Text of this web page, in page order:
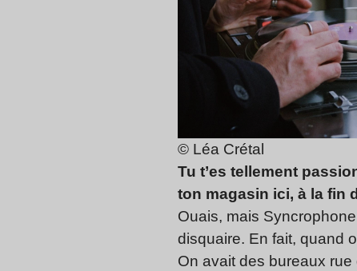
© Léa Crétal
Tu t’es tellement
ton magasin ici, à la fin
Ouais, mais
disquaire. En fait, quand
On avait des bureaux